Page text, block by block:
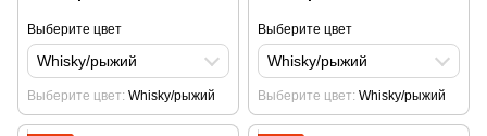
Выберите цвет
Whisky/рыжий
Выберите цвет Whisky/рыжий
Выберите цвет
Whisky/рыжий
Выберите цвет Whisky/рыжий